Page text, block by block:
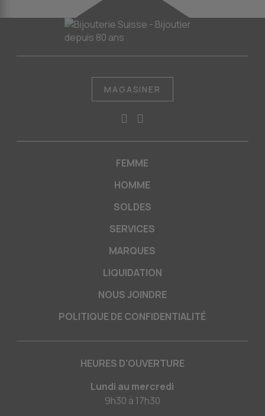
MAGASINER
FEMME
HOMME
SOLDES
SERVICES
MARQUES
LIQUIDATION
NOUS JOINDRE
POLITIQUE DE CONFIDENTIALITÉ
HEURES D'OUVERTURE
Lundi au mercredi
9h30 à 17h30